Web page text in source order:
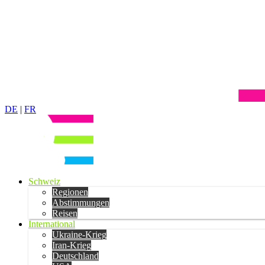
DE | FR
Schweiz
Regionen
Abstimmungen
Reisen
International
Ukraine-Krieg
Iran-Krieg
Deutschland